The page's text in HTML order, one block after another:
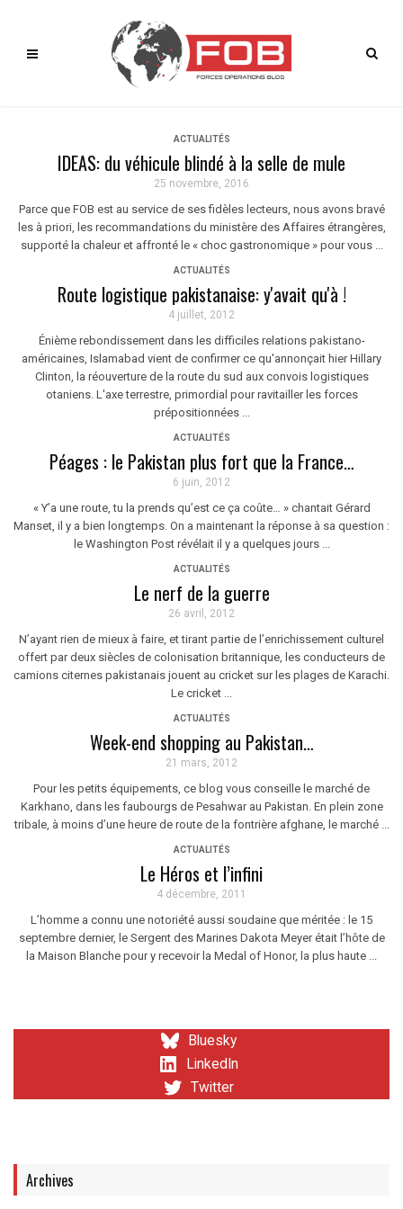
ACTUALITÉS
IDEAS: du véhicule blindé à la selle de mule
25 novembre, 2016
Parce que FOB est au service de ses fidèles lecteurs, nous avons bravé
les à priori, les recommandations du ministère des Affaires étrangères,
supporté la chaleur et affronté le « choc gastronomique » pour vous ...
ACTUALITÉS
Route logistique pakistanaise: y'avait qu'à !
4 juillet, 2012
Énième rebondissement dans les difficiles relations pakistano-
américaines, Islamabad vient de confirmer ce qu'annonçait hier Hillary
Clinton, la réouverture de la route du sud aux convois logistiques
otaniens. L'axe terrestre, primordial pour ravitailler les forces
prépositionnées ...
ACTUALITÉS
Péages : le Pakistan plus fort que la France…
6 juin, 2012
« Y’a une route, tu la prends qu’est ce ça coûte… » chantait Gérard
Manset, il y a bien longtemps. On a maintenant la réponse à sa question :
le Washington Post révélait il y a quelques jours ...
ACTUALITÉS
Le nerf de la guerre
26 avril, 2012
N’ayant rien de mieux à faire, et tirant partie de l’enrichissement culturel
offert par deux siècles de colonisation britannique, les conducteurs de
camions citernes pakistanais jouent au cricket sur les plages de Karachi.
Le cricket ...
ACTUALITÉS
Week-end shopping au Pakistan…
21 mars, 2012
Pour les petits équipements, ce blog vous conseille le marché de
Karkhano, dans les faubourgs de Pesahwar au Pakistan. En plein zone
tribale, à moins d’une heure de route de la fontrière afghane, le marché ...
ACTUALITÉS
Le Héros et l’infini
4 décembre, 2011
L’homme a connu une notoriété aussi soudaine que méritée : le 15
septembre dernier, le Sergent des Marines Dakota Meyer était l’hôte de
la Maison Blanche pour y recevoir la Medal of Honor, la plus haute ...
Bluesky
LinkedIn
Twitter
Archives